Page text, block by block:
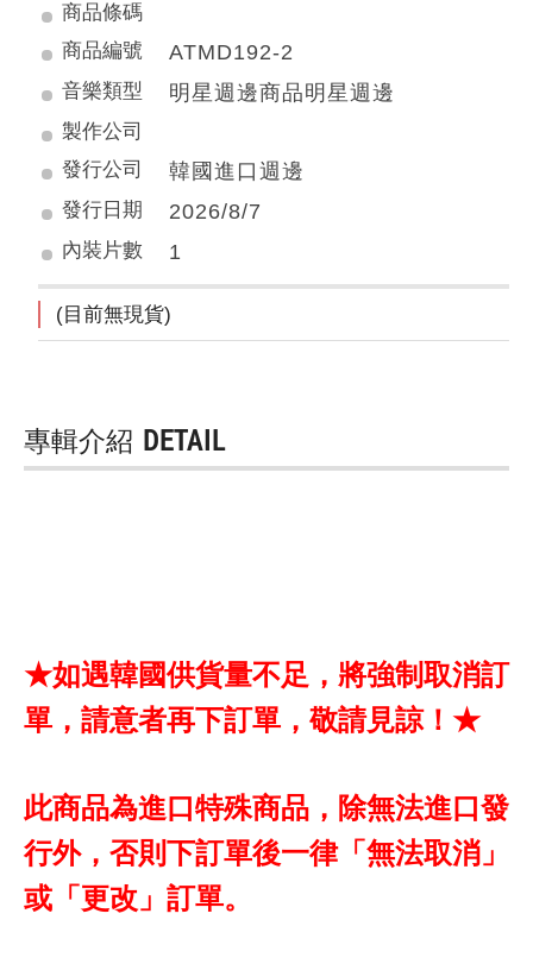
商品條碼
商品編號
ATMD192-2
音樂類型 明星週邊商品明星週邊
製作公司
發行公司
韓國進口週邊
發行日期 2026/8/7
內裝片數 1
(目前無現貨)
專輯介紹 DETAIL
★如遇韓國供貨量不足，將強制取消訂
單，請意者再下訂單，敬請見諒！★
此商品為進口特殊商品，除無法進口發
行外，否則下訂單後一律「無法取消」
或「更改」訂單。